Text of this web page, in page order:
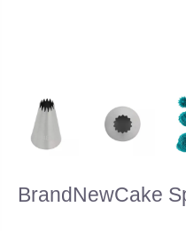
BrandNewCake